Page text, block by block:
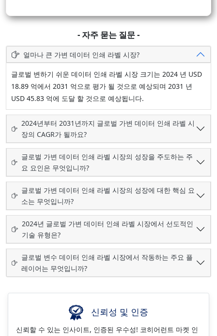
- 자주 묻는 질문 -
얼마나 큰 가변 데이터 인쇄 라벨 시장?
글로벌 변하기 쉬운 데이터 인쇄 라벨 시장 크기는 2024 년 USD
18.89 억에서 2031 억으로 평가 될 것으로 예상되며 2031 년
USD 45.83 억에 도달 할 것으로 예상됩니다.
2024년부터 2031년까지 글로벌 가변 데이터 인쇄 라벨 시
장의 CAGR가 될까요?
글로벌 가변 데이터 인쇄 라벨 시장의 성장을 주도하는 주
요 요인은 무엇입니까?
글로벌 가변 데이터 인쇄 라벨 시장의 성장에 대한 핵심 요
소는 무엇입니까?
2024년 글로벌 가변 데이터 인쇄 라벨 시장에서 선도적인
기술 유형은?
글로벌 변수 데이터 인쇄 라벨 시장에서 작동하는 주요 플
레이어는 무엇입니까?
신뢰성 및 인증
신뢰할 수 있는 인사이트, 인증된 우수성! 코히어런트 마켓 인